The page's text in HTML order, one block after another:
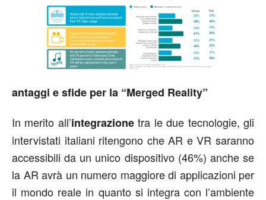
antaggi e sfide per la “Merged Reality”
In merito all’integrazionetra le due tecnologie, gli
intervistati italiani ritengono che AR e VR saranno
accessibili da un unico dispositivo (46%) anche se
la AR avrà un numero maggiore di applicazioni per
il mondo reale in quanto si integra con l’ambiente